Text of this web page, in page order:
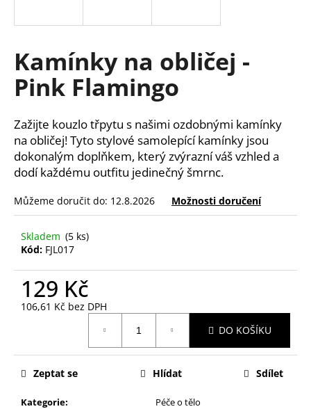
Kamínky na obličej -
Pink Flamingo
Zažijte kouzlo třpytu s našimi ozdobnými kamínky
na obličej! Tyto stylové samolepící kamínky jsou
dokonalým doplňkem, který zvýrazní váš vzhled a
dodí každému outfitu jedinečný šmrnc.
Můžeme doručit do: 12.8.2026 Možnosti doručení
Skladem (5 ks)
Kód: FJL017
129 Kč
106,61 Kč bez DPH
DO KOŠÍKU
Kategorie:
Péče o tělo
Zeptat se Hlídat Sdílet
í
t
?
HLEDAT
o
p
o
e
m